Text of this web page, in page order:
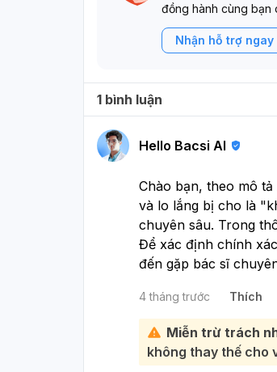
đồng hành cùng bạn
Nhận hỗ trợ ngay
1 bình luận
Hello Bacsi AI
Chào bạn, theo mô
và lo lắng bị cho là
chuyên sâu. Trong
Để xác định chính
đến gặp bác sĩ
4 tháng trước Thích
Miễn trừ trách
không thay thế cho